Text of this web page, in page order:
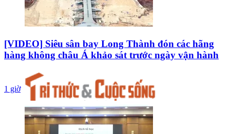
[VIDEO] Siêu sân bay Long Thành đón các hãng
hàng không châu Á khảo sát trước ngày vận hành
1 giờ